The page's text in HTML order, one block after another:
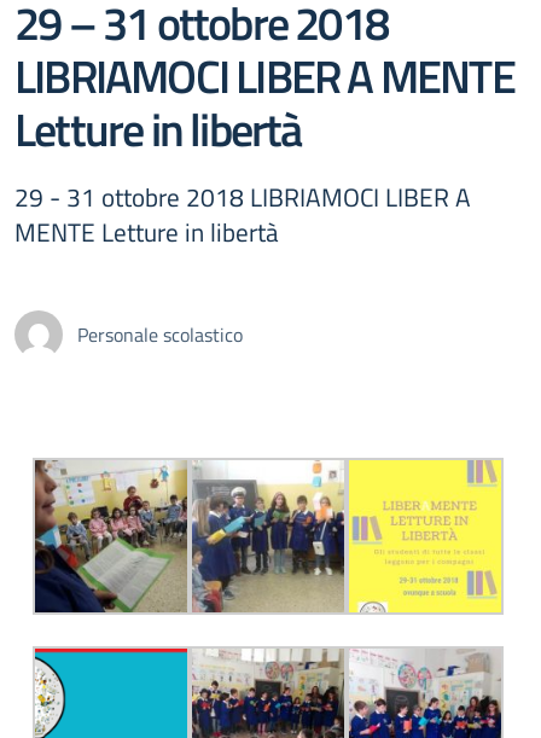
29 – 31 ottobre 2018
LIBRIAMOCI LIBER A MENTE
Letture in libertà
29 - 31 ottobre 2018 LIBRIAMOCI LIBER A
MENTE Letture in libertà
Personale scolastico